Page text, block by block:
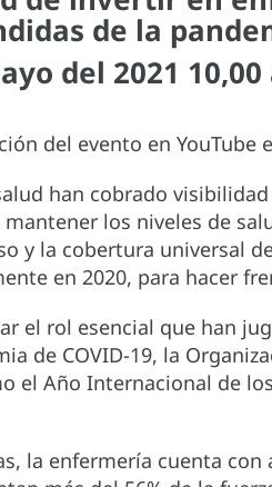
de la
del 2021
del evento en YouTube
han cobrado
los niveles de
y la cobertura universal
en 2020, para hacer
el rol esencial que han
de COVID-19, la
el Año Internacional de
la enfermería cuenta